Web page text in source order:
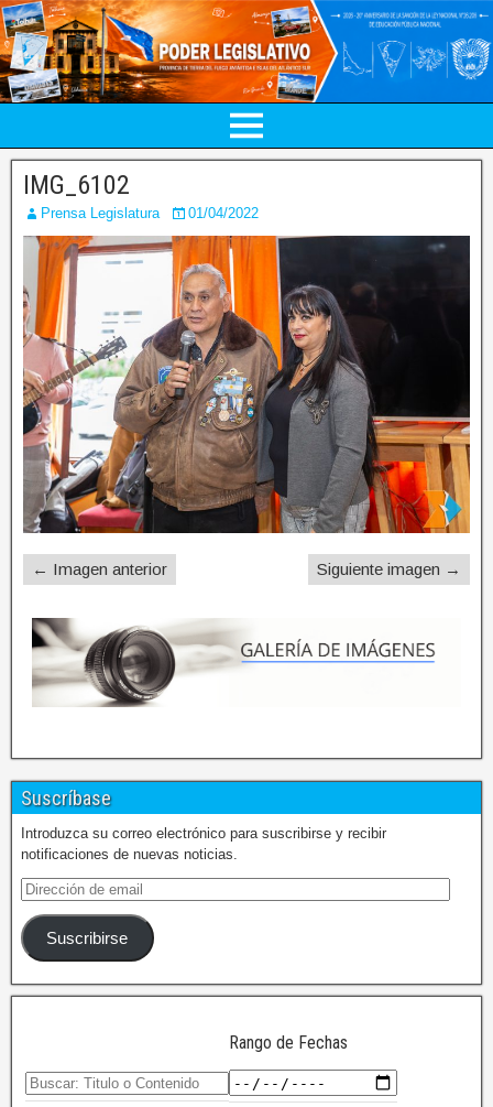
IMG_6102
Prensa Legislatura 01/04/2022
← Imagen anterior Siguiente imagen →
Suscríbase
Introduzca su correo electrónico para suscribirse y recibir
notificaciones de nuevas noticias.
Suscribirse
Rango de Fechas